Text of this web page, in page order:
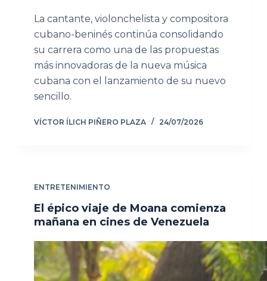
La cantante, violonchelista y compositora
cubano-beninés continúa consolidando
su carrera como una de las propuestas
más innovadoras de la nueva música
cubana con el lanzamiento de su nuevo
sencillo.
VÍCTOR ÍLICH PIÑERO PLAZA 24/07/2026
ENTRETENIMIENTO
El épico viaje de Moana comienza
mañana en cines de Venezuela